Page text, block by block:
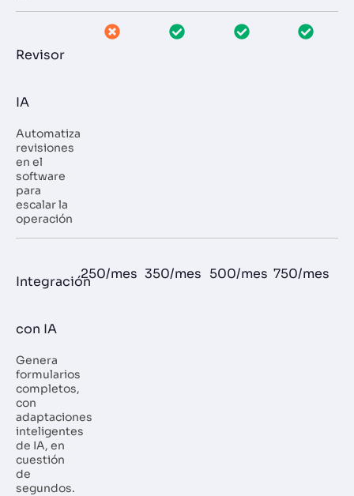
Revisor
IA
Automatiza
revisiones
en el
software
para
escalar la
operación
Integración
con IA
Genera
formularios
completos,
con
adaptaciones
inteligentes
de IA, en
cuestión
de
segundos.
250/mes 350/mes 500/mes 750/mes